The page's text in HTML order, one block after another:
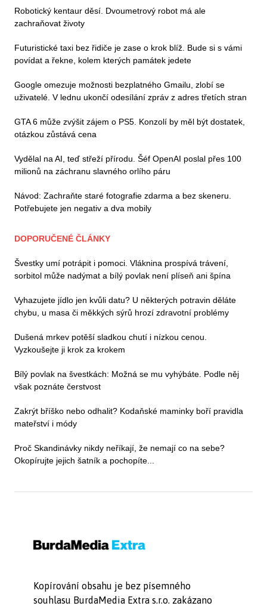
Robotický kentaur děsí. Dvoumetrový robot má ale
zachraňovat životy
Futuristické taxi bez řidiče je zase o krok blíž. Bude si s vámi
povídat a řekne, kolem kterých památek jedete
Google omezuje možnosti bezplatného Gmailu, zlobí se
uživatelé. V lednu ukončí odesílání zpráv z adres třetích stran
GTA 6 může zvýšit zájem o PS5. Konzolí by měl být dostatek,
otázkou zůstává cena
Vydělal na AI, teď střeží přírodu. Šéf OpenAI poslal přes 100
milionů na záchranu slavného orlího páru
Návod: Zachraňte staré fotografie zdarma a bez skeneru.
Potřebujete jen negativ a dva mobily
DOPORUČENÉ ČLÁNKY
Švestky umí potrápit i pomoci. Vláknina prospívá trávení,
sorbitol může nadýmat a bílý povlak není plíseň ani špína
Vyhazujete jídlo jen kvůli datu? U některých potravin děláte
chybu, u masa či měkkých sýrů hrozí zdravotní problémy
Dušená mrkev potěší sladkou chutí i nízkou cenou.
Vyzkoušejte ji krok za krokem
Bílý povlak na švestkách: Možná se mu vyhýbáte. Podle něj
však poznáte čerstvost
Zakrýt bříško nebo odhalit? Kodaňské maminky boří pravidla
mateřství i módy
Proč Skandinávky nikdy neříkají, že nemají co na sebe?
Okopírujte jejich šatník a pochopíte...
Kopírování obsahu je bez písemného
souhlasu BurdaMedia Extra s.r.o. zakázano